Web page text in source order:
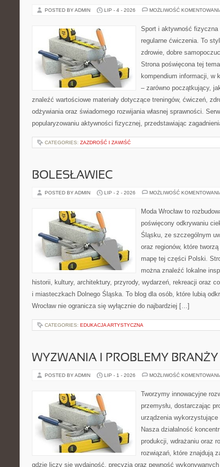
POSTED BY ADMIN LIP - 4 - 2026 MOŻLIWOŚĆ
Sport i aktywność
regularne ćwiczenia. To
zdrowie, dobre
Strona poświęcona tej
kompendium informacji, w
– zarówno początkujący,
znaleźć wartościowe materiały dotyczące treningów, ćwiczeń,
odżywiania oraz świadomego rozwijania własnej sprawności.
popularyzowaniu aktywności fizycznej, przedstawiając
CATEGORIES: ZAZDROŚĆ I ZAWIŚĆ
BOLESŁAWIEC
POSTED BY ADMIN LIP - 2 - 2026 MOŻLIWOŚĆ
Moda Wrocław to
poświęcony odkrywaniu
Śląsku, ze szczególnym
oraz regionów, które
mapę tej części Polski.
można znaleźć lokalne
historii, kultury, architektury, przyrody, wydarzeń, rekreacji oraz
i miasteczkach Dolnego Śląska. To blog dla osób, które lubią
Wrocław nie ogranicza się wyłącznie do najbardziej […]
CATEGORIES: EDUKACJA ARTYSTYCZNA
WYZWANIA I PROBLEMY BRANŻY
POSTED BY ADMIN LIP - 1 - 2026 MOŻLIWOŚĆ
Tworzymy innowacyjne
przemysłu, dostarczając
urządzenia
Nasza działalność
produkcji, wdrażaniu oraz
rozwiązań, które znajdują
gdzie liczy się wydajność, precyzja oraz pewność